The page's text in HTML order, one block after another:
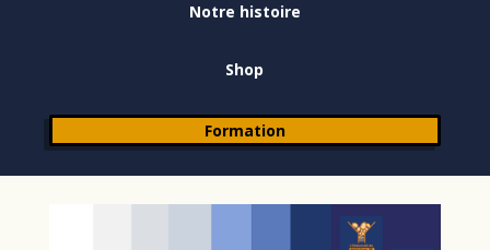
Notre histoire
Shop
Formation